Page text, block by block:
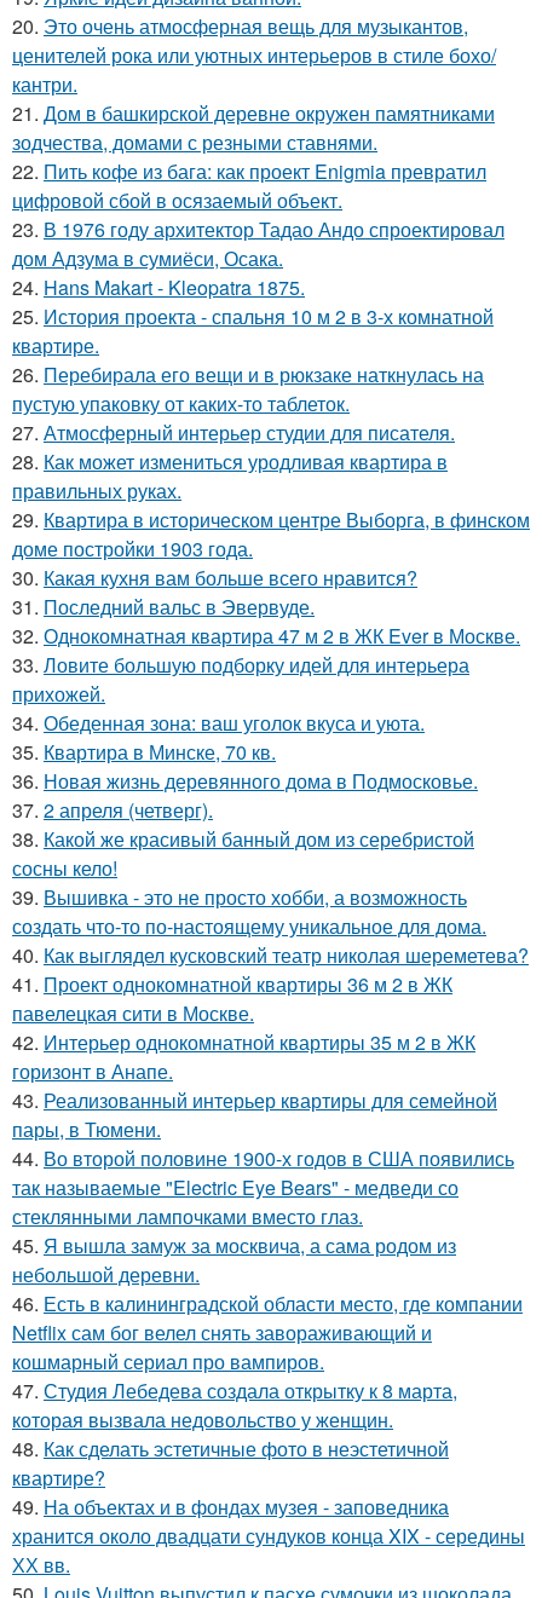
20. Это очень атмосферная вещь для музыкантов,
ценителей рока или уютных интерьеров в стиле бохо/
кантри.
21. Дом в башкирской деревне окружен памятниками
зодчества, домами с резными ставнями.
22. Пить кофе из бага: как проект Enigmia превратил
цифровой сбой в осязаемый объект.
23. В 1976 году архитектор Тадао Андо спроектировал
дом Адзума в сумиёси, Осака.
24. Hans Makart - Kleopatra 1875.
25. История проекта - спальня 10 м 2 в 3-х комнатной
квартире.
26. Перебирала его вещи и в рюкзаке наткнулась на
пустую упаковку от каких-то таблеток.
27. Атмосферный интерьер студии для писателя.
28. Как может измениться уродливая квартира в
правильных руках.
29. Квартира в историческом центре Выборга, в финском
доме постройки 1903 года.
30. Какая кухня вам больше всего нравится?
31. Последний вальс в Эвервуде.
32. Однокомнатная квартира 47 м 2 в ЖК Ever в Москве.
33. Ловите большую подборку идей для интерьера
прихожей.
34. Обеденная зона: ваш уголок вкуса и уюта.
35. Квартира в Минске, 70 кв.
36. Новая жизнь деревянного дома в Подмосковье.
37. 2 апреля (четверг).
38. Какой же красивый банный дом из серебристой
сосны кело!
39. Вышивка - это не просто хобби, а возможность
создать что-то по-настоящему уникальное для дома.
40. Как выглядел кусковский театр николая шереметева?
41. Проект однокомнатной квартиры 36 м 2 в ЖК
павелецкая сити в Москве.
42. Интерьер однокомнатной квартиры 35 м 2 в ЖК
горизонт в Анапе.
43. Реализованный интерьер квартиры для семейной
пары, в Тюмени.
44. Во второй половине 1900-х годов в США появились
так называемые "Electric Eye Bears" - медведи со
стеклянными лампочками вместо глаз.
45. Я вышла замуж за москвича, а сама родом из
небольшой деревни.
46. Есть в калининградской области место, где компании
Netflix сам бог велел снять завораживающий и
кошмарный сериал про вампиров.
47. Студия Лебедева создала открытку к 8 марта,
которая вызвала недовольство у женщин.
48. Как сделать эстетичные фото в неэстетичной
квартире?
49. На объектах и в фондах музея - заповедника
хранится около двадцати сундуков конца XIX - середины
ХХ вв.